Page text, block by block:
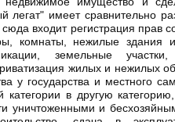
имеет сравнительно
входит регистрация прав
комнаты, нежилые здания
земельные участки,
жилых и нежилых
у государства и местного
категории в другую
уничтоженными и